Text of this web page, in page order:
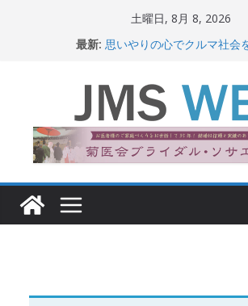
ッ
土曜日, 8月 8, 2026
最新: 思いやりの心でクルマ社会
関東大震災から100 年
新生ニッポン！